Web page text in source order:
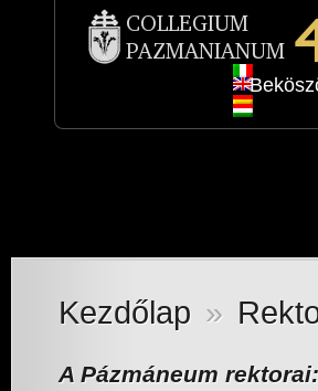
Kezdőlap »
A Pázmáneum rektorai: